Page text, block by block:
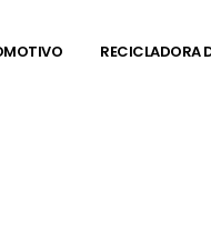
RECICLADORA